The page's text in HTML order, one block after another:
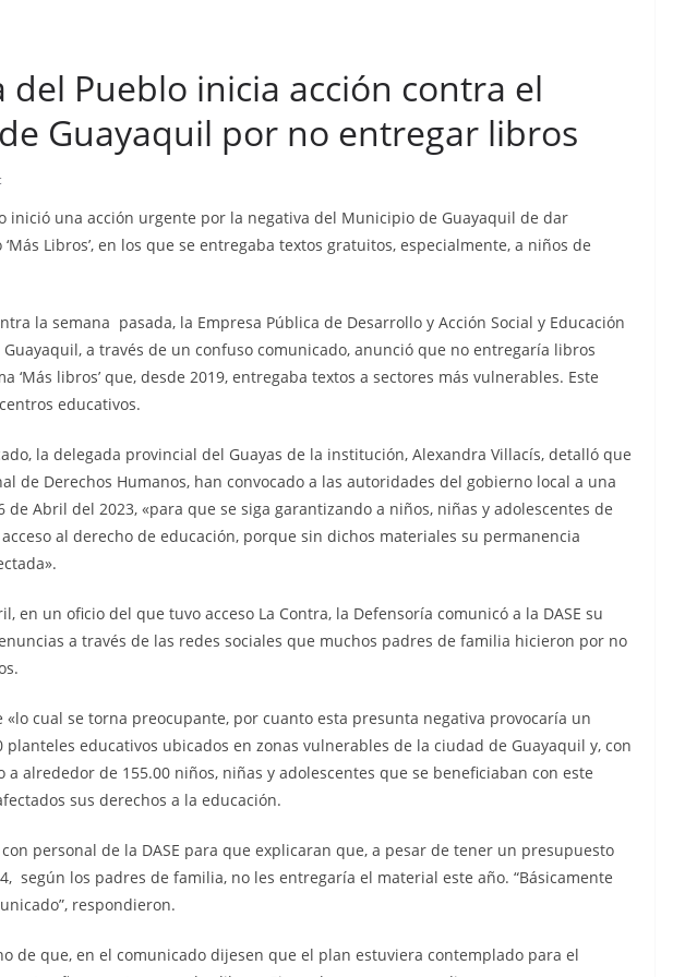
del Pueblo inicia acción contra el
Guayaquil por no entregar libros
inició una acción urgente por la negativa del Municipio de Guayaquil de dar
Libros’, en los que se entregaba textos gratuitos, especialmente, a niños de
la semana pasada, la Empresa Pública de Desarrollo y Acción Social y Educación
Guayaquil, a través de un confuso comunicado, anunció que no entregaría libros
‘Más libros’ que, desde 2019, entregaba textos a sectores más vulnerables. Este
educativos.
la delegada provincial del Guayas de la institución, Alexandra Villacís, detalló que
de Derechos Humanos, han convocado a las autoridades del gobierno local a una
Abril del 2023, «para que se siga garantizando a niños, niñas y adolescentes de
al derecho de educación, porque sin dichos materiales su permanencia
en un oficio del que tuvo acceso La Contra, la Defensoría comunicó a la DASE su
a través de las redes sociales que muchos padres de familia hicieron por no
«lo cual se torna preocupante, por cuanto esta presunta negativa provocaría un
planteles educativos ubicados en zonas vulnerables de la ciudad de Guayaquil y, con
a alrededor de 155.00 niños, niñas y adolescentes que se beneficiaban con este
sus derechos a la educación.
personal de la DASE para que explicaran que, a pesar de tener un presupuesto
según los padres de familia, no les entregaría el material este año. “Básicamente
respondieron.
de que, en el comunicado dijesen que el plan estuviera contemplado para el
ROJA PORTADA
matanza en cárcel
Esmeraldas, que está
deja al
13 privados de
fallecidos
septiembre 25, 2025
CRÓNICA ROJA PORTADA
Sicarios acribillan a
funcionario municipal
Manta
julio 2, 2026 lacontraec